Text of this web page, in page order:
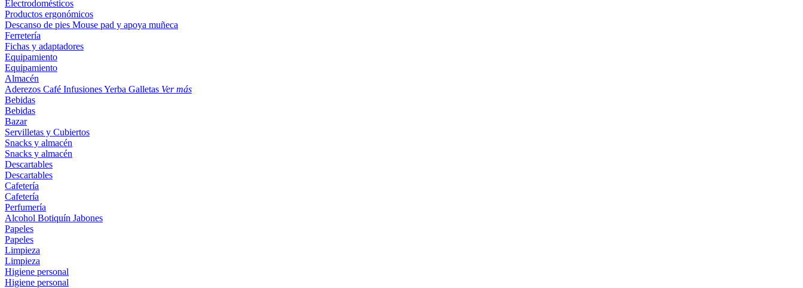
Electrodomésticos
Productos ergonómicos
Descanso de pies Mouse pad y apoya muñeca
Ferretería
Fichas y adaptadores
Equipamiento
Equipamiento
Almacén
Aderezos Café InfusionesYerba Galletas Ver más
Bebidas
Bebidas
Bazar
Servilletas y Cubiertos
Snacks y almacén
Snacks y almacén
Descartables
Descartables
Cafetería
Cafetería
Perfumería
Alcohol Botiquín Jabones
Papeles
Papeles
Limpieza
Limpieza
Higiene personal
Higiene personal